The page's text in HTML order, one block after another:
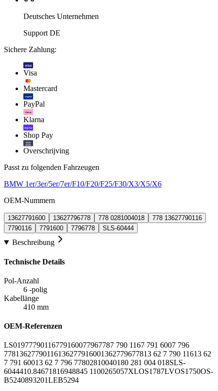
Deutsches Unternehmen
Support DE
Sichere Zahlung:
VISA
Visa
Mastercard
PayPal
PayPal
Klarna.
Klarna
shop Pay
Shop Pay
Overschrijving
Passt zu folgenden Fahrzeugen
BMW 1er/3er/5er/7er/F10/F20/F25/F30/X3/X5/X6
OEM-Nummern
13627791600 13627796778 778 0281004018
778 13627790116
7790116
7791600 7796778 SLS-60444
Beschreibung
Technische Details
Pol-Anzahl
6 -polig
Kabellänge
410 mm
OEM-Referenzen
LS01977790116779160077967787 790 1167 791 6007 796
77813627790116136277916001362779677813 62 7 790 11613 62
7 791 60013 62 7 796 77802810040180 281 004 018SLS-
6044410.84671816948845 1100265057XLOS1787LVOS1750OS-
B5240893201LEB5294